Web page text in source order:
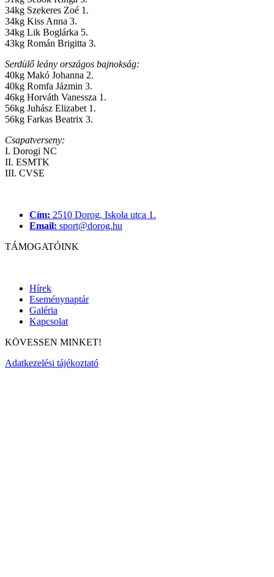
34kg Szekeres Zoé 1.
34kg Kiss Anna 3.
34kg Lik Boglárka 5.
43kg Román Brigitta 3.
Serdülő leány országos bajnokság:
40kg Makó Johanna 2.
40kg Romfa Jázmin 3.
46kg Horváth Vanessza 1.
56kg Juhász Elizabet 1.
56kg Farkas Beatrix 3.
Csapatverseny:
I. Dorogi NC
II. ESMTK
III. CVSE
Cím: 2510 Dorog, Iskola utca 1.
Email: sport@dorog.hu
TÁMOGATÓINK
Hírek
Eseménynaptár
Galéria
Kapcsolat
KÖVESSEN MINKET!
Adatkezelési tájékoztató